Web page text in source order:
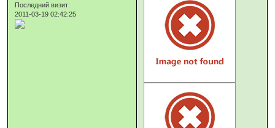
Последний визит:
2011-03-19 02:42:25